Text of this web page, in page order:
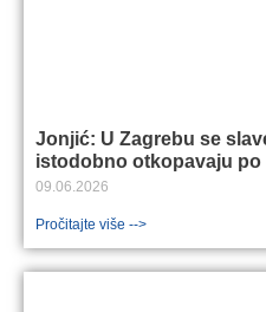
Jonjić: U Zagrebu se
istodobno otkopavaju
09.06.2026
Pročitajte više -->